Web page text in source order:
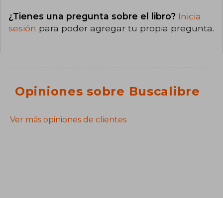
¿Tienes una pregunta sobre el libro? Inicia
sesión para poder agregar tu propia pregunta.
Opiniones sobre Buscalibre
Ver más opiniones de clientes